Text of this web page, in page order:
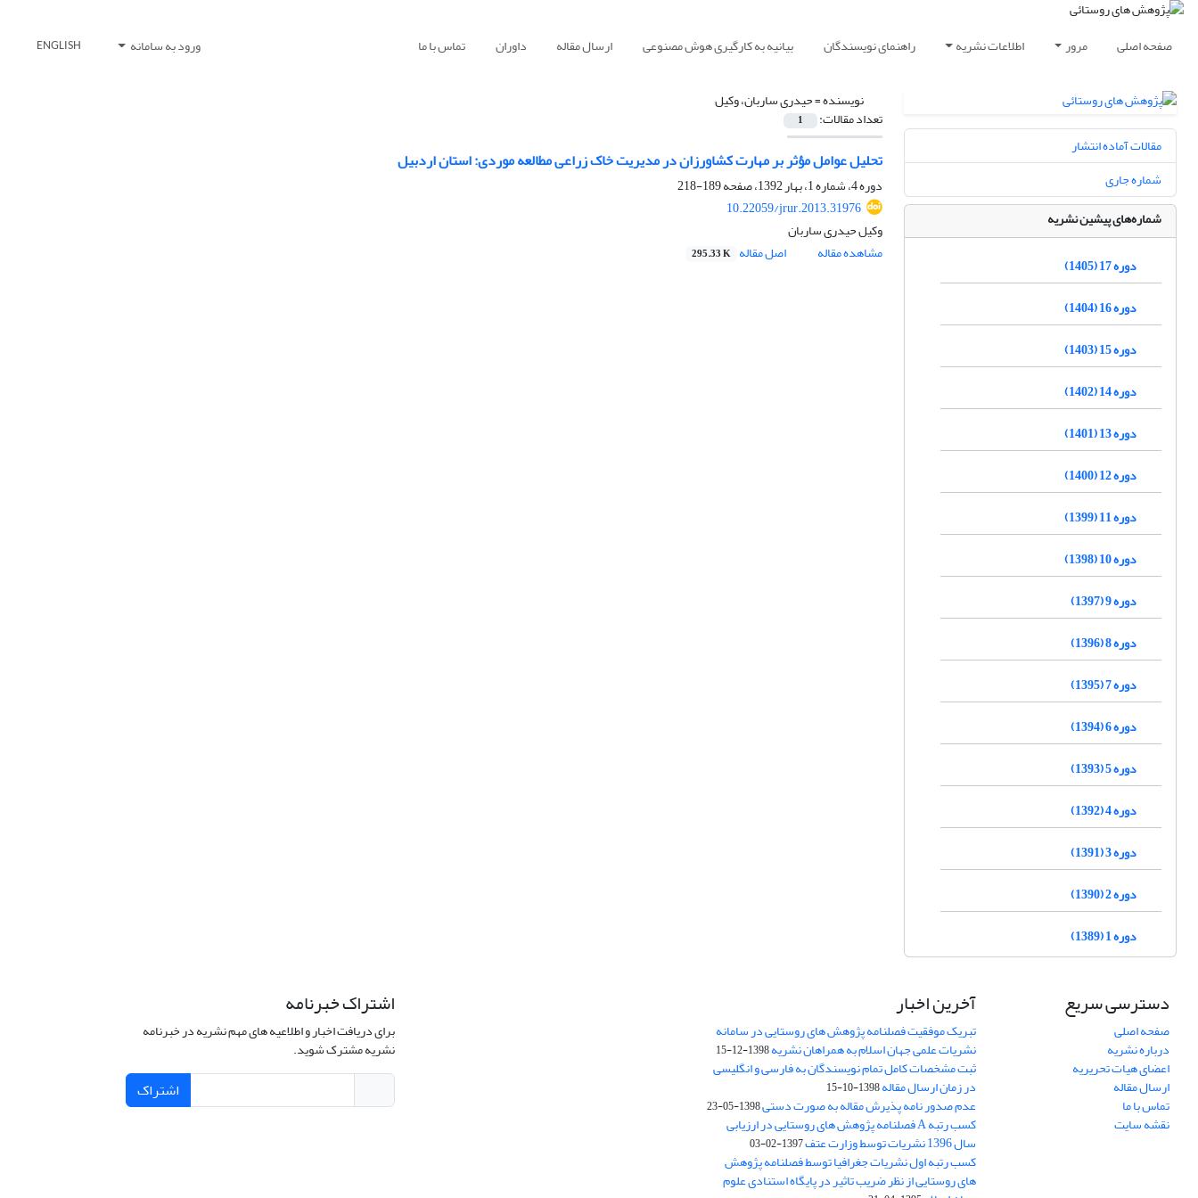
صفحه اصلی مرور اطلاعات نشریه راهنمای نویسندگان بیانیه به کارگیری هوش مصنوعی ارسال مقاله داوران تماس با ما ورود به سامانه ENGLISH
نویسنده =حیدری ساربان، وکیل
تعداد مقالات: 1
تحلیل عوامل مؤثر بر مهارت کشاورزان در مدیریت خاک زراعی مطالعه موردی: استان اردبیل
دوره 4، شماره 1، بهار 1392، صفحه
189-218
10.22059/jrur.2013.31976
وکیل حیدری ساربان
مشاهده مقاله
اصل مقاله 295.33 K
مقالات آماده انتشار
شماره جاری
شماره‌های پیشین نشریه
دوره 17 (1405)
دوره 16 (1404)
دوره 15 (1403)
دوره 14 (1402)
دوره 13 (1401)
دوره 12 (1400)
دوره 11 (1399)
دوره 10 (1398)
دوره 9 (1397)
دوره 8 (1396)
دوره 7 (1395)
دوره 6 (1394)
دوره 5 (1393)
دوره 4 (1392)
دوره 3 (1391)
دوره 2 (1390)
دوره 1 (1389)
دسترسی سریع
صفحه اصلی
درباره نشریه
اعضای هیات تحریریه
ارسال مقاله
تماس با ما
نقشه سایت
آخرین اخبار
تبریک موفقیت فصلنامه پژوهش های روستایی در سامانه
نشریات علمی جهان اسلام به همراهان نشریه1398-12-15
ثبت مشخصات کامل تمام نویسندگان به فارسی و انگلیسی
در زمان ارسال مقاله1398-10-15
عدم صدور نامه پذیرش مقاله به صورت دستی1398-05-23
کسب رتبه A فصلنامه پژوهش های روستایی در ارزیابی
سال 1396 نشریات توسط وزارت عتف 1397-02-03
کسب رتبه اول نشریات جغرافیا توسط فصلنامه پژوهش
های روستایی از نظر ضریب تاثیر در پایگاه استنادی علوم
اشتراک خبرنامه
برای دریافت اخبار و اطلاعیه های مهم نشریه در خبرنامه
نشریه مشترک شوید.
اشتراک